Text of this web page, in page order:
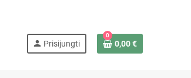
person Prisijungti
0
0,00 €